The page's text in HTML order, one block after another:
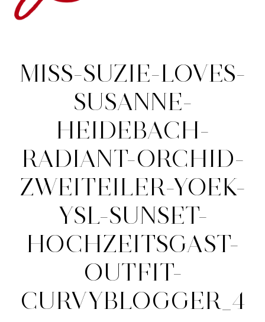
MISS-SUZIE-LOVES-
SUSANNE-
HEIDEBACH-
RADIANT-ORCHID-
ZWEITEILER-YOEK-
YSL-SUNSET-
HOCHZEITSGAST-
OUTFIT-
CURVYBLOGGER_4